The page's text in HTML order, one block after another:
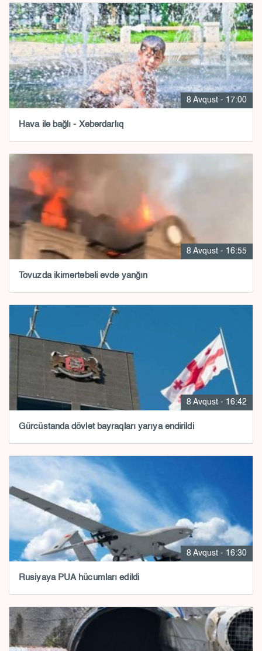
8 Avqust - 17:00
Hava ilə bağlı - Xəbərdarlıq
8 Avqust - 16:55
Tovuzda ikimərtəbəli evdə yanğın
8 Avqust - 16:42
Gürcüstanda dövlət bayraqları yarıya endirildi
8 Avqust - 16:30
Rusiyaya PUA hücumları edildi